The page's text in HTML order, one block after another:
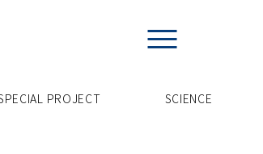
PROJECT ​SCIENCE